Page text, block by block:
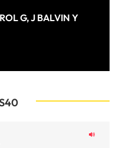
G, J BALVIN Y